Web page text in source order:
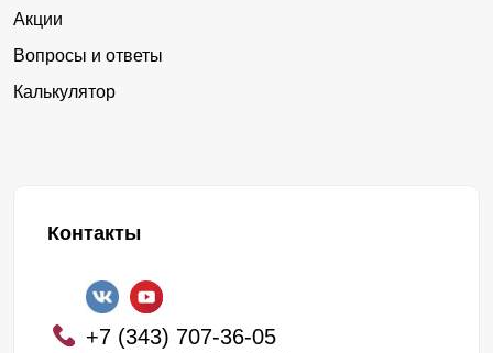
Акции
Вопросы и ответы
Калькулятор
Контакты
+7 (343) 707-36-05